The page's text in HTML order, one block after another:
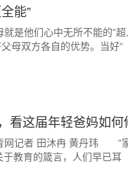
能”
他们心中无所不能的“超
母双方各自的优势。当好“
看这届年轻爸妈如何
记者 田沐冉 黄丹玮 “家
于教育的箴言，人们早已耳